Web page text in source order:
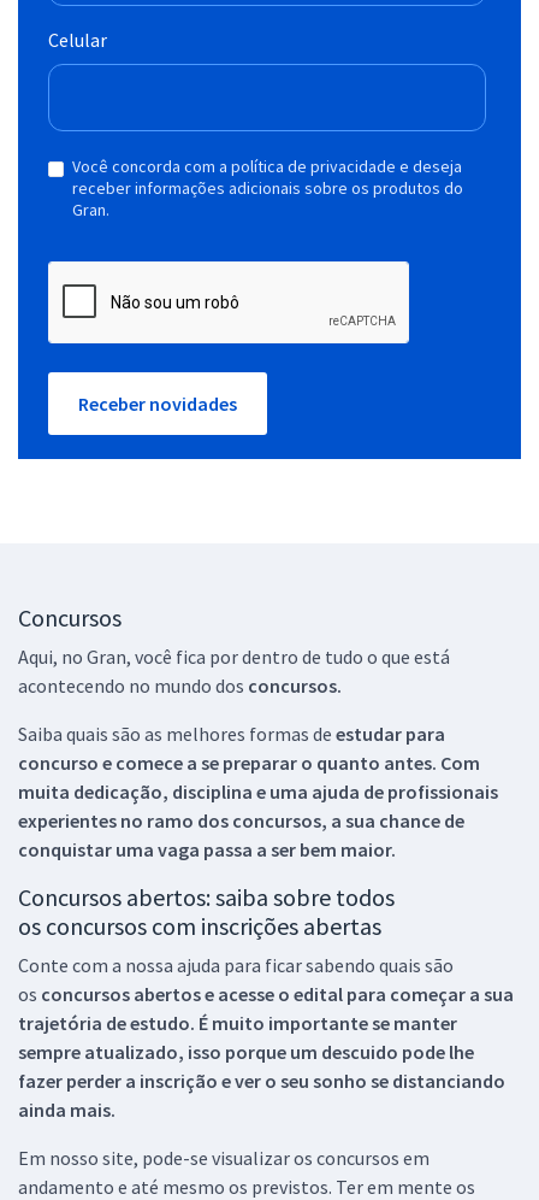
Celular
Você concorda com a política de privacidade e deseja
receber informações adicionais sobre os produtos do
Gran.
Receber novidades
Concursos
Aqui, no Gran, você fica por dentro de tudo o que está
acontecendo no mundo dos concursos.
Saiba quais são as melhores formas de estudar para
concurso e comece a se preparar o quanto antes. Com
muita dedicação, disciplina e uma ajuda de profissionais
experientes no ramo dos concursos, a sua chance de
conquistar uma vaga passa a ser bem maior.
Concursos abertos: saiba sobre todos
os concursos com inscrições abertas
Conte com a nossa ajuda para ficar sabendo quais são
os concursos abertos e acesse o edital para começar a sua
trajetória de estudo. É muito importante se manter
sempre atualizado, isso porque um descuido pode lhe
fazer perder a inscrição e ver o seu sonho se distanciando
ainda mais.
Em nosso site, pode-se visualizar os concursos em
andamento e até mesmo os previstos. Ter em mente os